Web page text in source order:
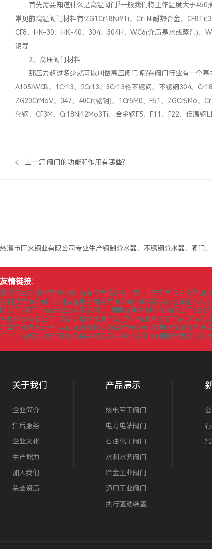
首先需要知道什么是高温阀门?一般我们将工作温度大于450
常见的高温阀门材料有:ZG1Cr18Ni9Ti、Cr-Ni耐热合金、
CF8、HK-30、HK-40、304、304H、WC6(介质是水或蒸汽)、
钢等.
2、高压阀门材料
那压力超过多少就可以叫做高压阀门呢?在阀门行业有一个基
A105/WCB、1Cr13、2Cr13、3Cr13铬不锈钢、不锈钢304、
ZG20CrMoV、347、40Cr(铬钢)、1Cr5M0、F51、ZGCr5Mo、
化钢、CF3M、Cr18Ni12Mo3Ti、合金钢F5、F11、F22、低温钢
上一篇:阀门的功能和作用有哪些?
慈溪市巨火铜业有限公司专业生产铜制分水器、不锈钢分水器、阀门
友情链接:
慈溪市巨火铜业有限公司 青岛空气能热泵厂家_山东空气能中央空调
封科技有限公司
杭州赛隆电子商务有限公司 武汉市洪山区乐府琴行
限公司
厦门市首步鞋业有限公司 广州贵俪堂生物科技有限公司 云舒
生物科技有限公司
河南防腐木木屋厂家_郑州防腐木长廊厂家_河南
广告传媒有限公司
昆山晟嘉辉机械设备有限公司 苏州恒森服饰有限
司
广东新励成教育科技股份有限公司花都分公司 苏州皇允泰净化科
关于我们
企业简介
售后服务
企业文化
生产能力
加入我们
荣誉资质
产品展示
核电军工阀门
电力电站阀门
石油化工阀门
水利水务阀门
冶金工业阀门
通用工业阀门
执行驱动装置